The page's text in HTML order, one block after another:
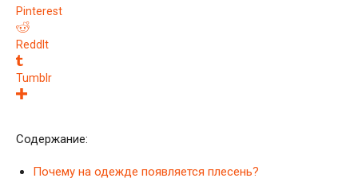
Pinterest
ReddIt
Tumblr
Содержание:
Почему на одежде появляется плесень?